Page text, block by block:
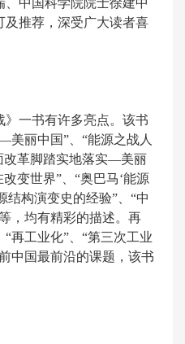
中国科学院院士徐建中
及推荐，深受广大读者喜
》一书有许多亮点。该书
美丽中国”、“能源之战人
改革脚踏实地落实—美丽
变世界”、“奥巴马‘能源
结构演变史的经验”、“中
，均有精彩的描述。再
“再工业化”、“第三次工业
中国最前沿的课题，该书